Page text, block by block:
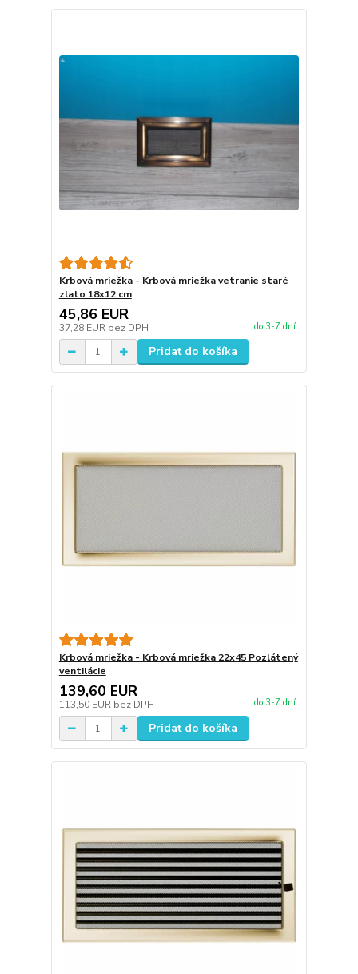
Krbová mriežka - Krbová mriežka vetranie staré
zlato 18x12 cm
45,86 EUR
37,28 EUR bez DPH do 3-7 dní
Pridať do košíka
Krbová mriežka - Krbová mriežka 22x45 Pozlátený
ventilácie
139,60 EUR
113,50 EUR bez DPH do 3-7 dní
Pridať do košíka